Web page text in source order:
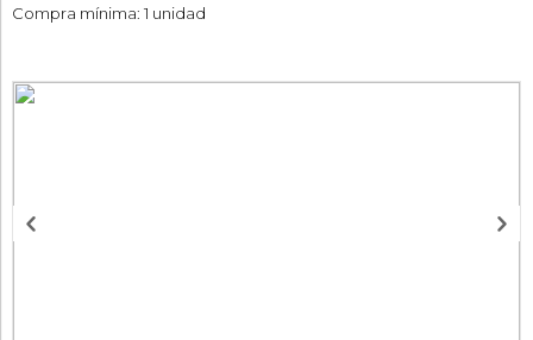
Compra mínima: 1 unidad